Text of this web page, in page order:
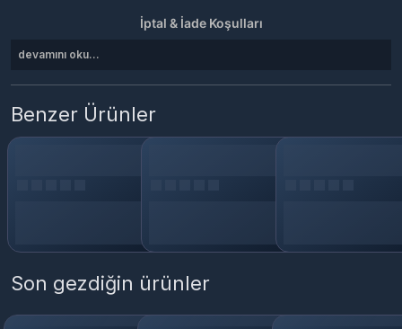
İptal & İade Koşulları
devamını oku...
Benzer Ürünler
Son gezdiğin ürünler